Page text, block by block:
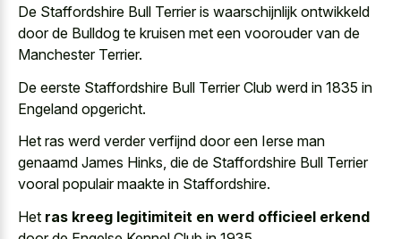
De Staffordshire Bull Terrier is waarschijnlijk ontwikkeld
door de Bulldog te kruisen met een voorouder van de
Manchester Terrier.
De eerste Staffordshire Bull Terrier Club werd in 1835 in
Engeland opgericht.
Het ras werd verder verfijnd door een Ierse man
genaamd James Hinks, die de Staffordshire Bull Terrier
vooral populair maakte in Staffordshire.
Het ras kreeg legitimiteit en werd officieel erkend